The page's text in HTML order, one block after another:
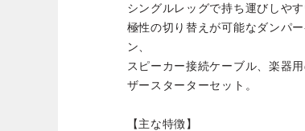
シングルレッグで持ち運びしや
極性の切り替えが可能なダンパ
ン、
スピーカー接続ケーブル、楽器
ザースターターセット。
【主な特徴】